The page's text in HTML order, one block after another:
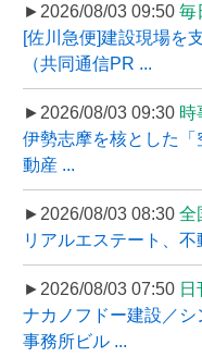
►2026/08/03 09:50 毎
[佐川急便]建設現場を
（共同通信PR ...
►2026/08/03 09:30 時
伊勢志摩を核とした
動産 ...
►2026/08/03 08:30 全
リアルエステート、
►2026/08/03 07:50
ナカノフドー建設／
事務所ビル ...